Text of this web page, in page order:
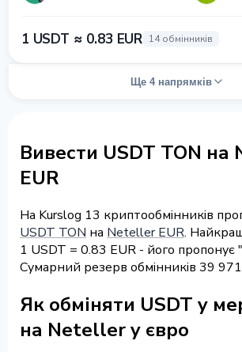
1 USDT ≈ 0.83 EUR 14 обмінників
Ще 4 напрямків
Вивести USDT TON
EUR
На Kurslog 13 криптообмінників
USDT TON на Neteller EUR.
1 USDT = 0.83 EUR - його пропонує
Сумарний резерв обмінників 39
Як обміняти USDT у
на Neteller у євро